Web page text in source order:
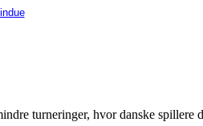
turneringer, hvor danske spillere